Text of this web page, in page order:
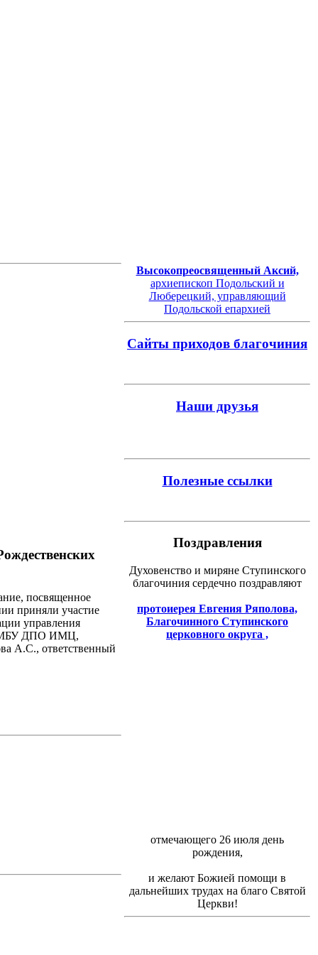
посвященное
приняли участие
управления
МБУ ДПО ИМЦ,
А.С., ответственный
Высокопреосвященный Аксий,
архиепископ Подольский и
Люберецкий, управляющий
Подольской епархией
Сайты приходов благочиния
Наши друзья
Полезные ссылки
Поздравления
Духовенство и миряне Ступинского
благочиния сердечно поздравляют
протоиерея Евгения Ряполова,
Благочинного Ступинского
церковного округа ,
отмечающего 26 июля день
рождения,
и желают Божией помощи в
дальнейших трудах на благо Святой
Церкви!